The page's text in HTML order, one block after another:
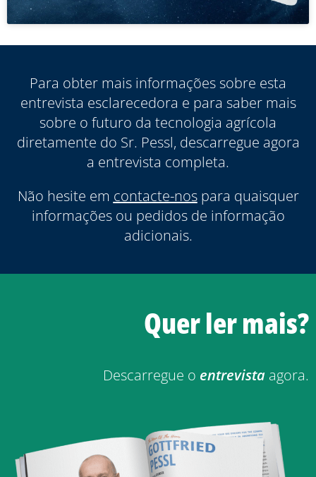
Para obter mais informações sobre esta
entrevista esclarecedora e para saber mais
sobre o futuro da tecnologia agrícola
diretamente do Sr. Pessl, descarregue agora
a entrevista completa.
Não hesite em contacte-nospara quaisquer
informações ou pedidos de informação
adicionais.
Quer ler mais?
Descarregue o entrevista agora.